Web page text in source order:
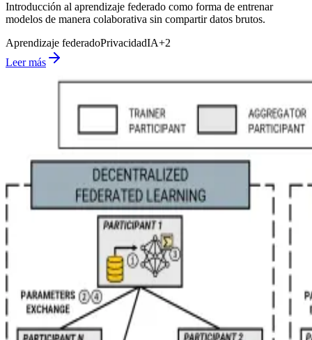
Introducción al aprendizaje federado como forma de entrenar
modelos de manera colaborativa sin compartir datos brutos.
Aprendizaje federadoPrivacidadIA+2
Leer más